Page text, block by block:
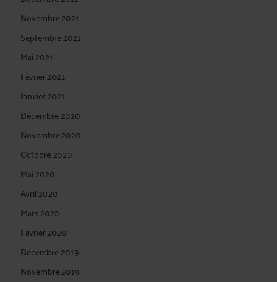
Novembre 2021
Septembre 2021
Mai 2021
Février 2021
Janvier 2021
Décembre 2020
Novembre 2020
Octobre 2020
Mai 2020
Avril 2020
Mars 2020
Février 2020
Décembre 2019
Novembre 2019